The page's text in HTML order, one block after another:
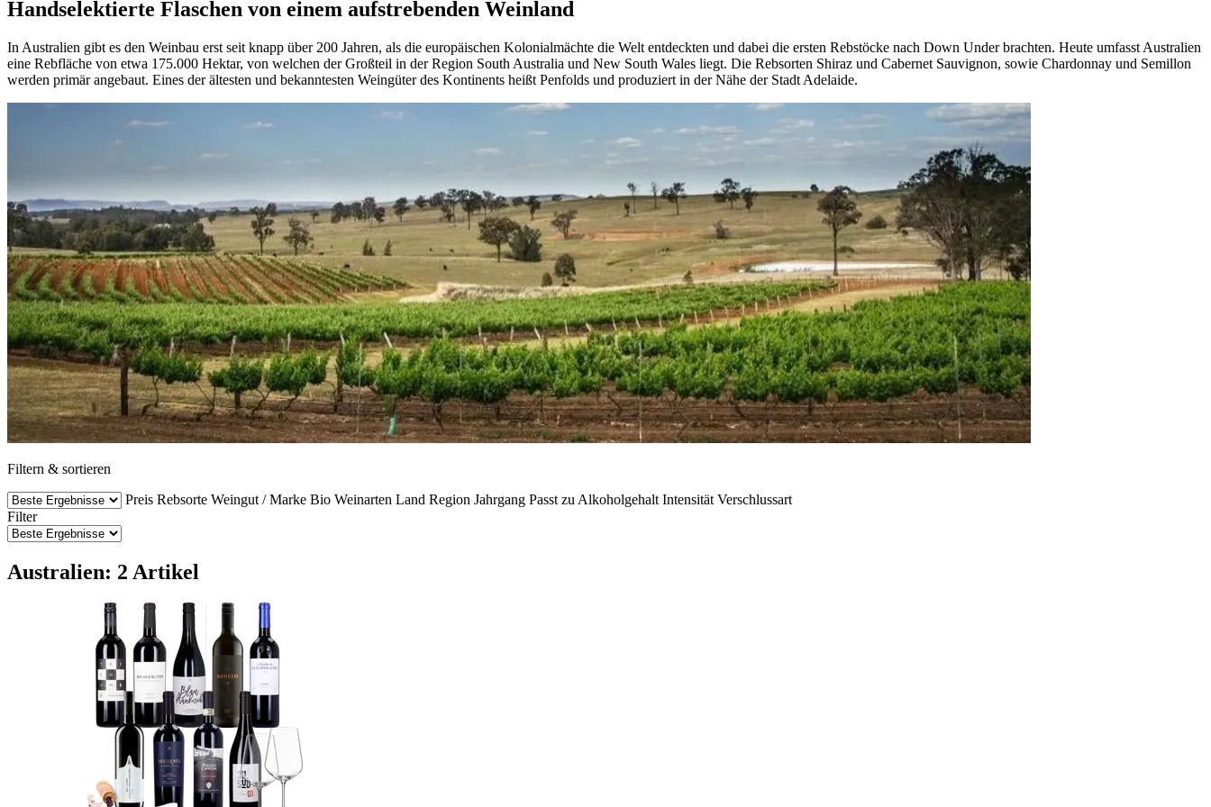
Handselektierte Flaschen von einem aufstrebenden Weinland
In Australien gibt es den Weinbau erst seit knapp über 200 Jahren, als die europäischen Kolonialmächte die Welt entdeckten und dabei die ersten Rebstöcke nach Down Under brachten. Heute umfasst Australien
eine Rebfläche von etwa 175.000 Hektar, von welchen der Großteil in der Region South Australia und New South Wales liegt. Die Rebsorten Shiraz und Cabernet Sauvignon, sowie Chardonnay und Semillon
werden primär angebaut. Eines der ältesten und bekanntesten Weingüter des Kontinents heißt Penfolds und produziert in der Nähe der Stadt Adelaide.
Filtern & sortieren
Preis Rebsorte Weingut / Marke Bio Weinarten Land Region Jahrgang Passt zu Alkoholgehalt Intensität Verschlussart
Filter
Australien: 2 Artikel